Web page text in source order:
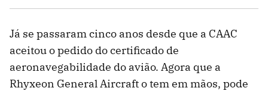
Já se passaram cinco anos desde que a CAAC
aceitou o pedido do certificado de
aeronavegabilidade do avião. Agora que a
Rhyxeon General Aircraft o tem em mãos, pode